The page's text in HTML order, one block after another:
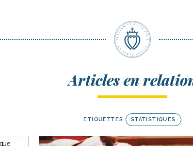
Articles en
ETIQUETTES STATISTIQUES